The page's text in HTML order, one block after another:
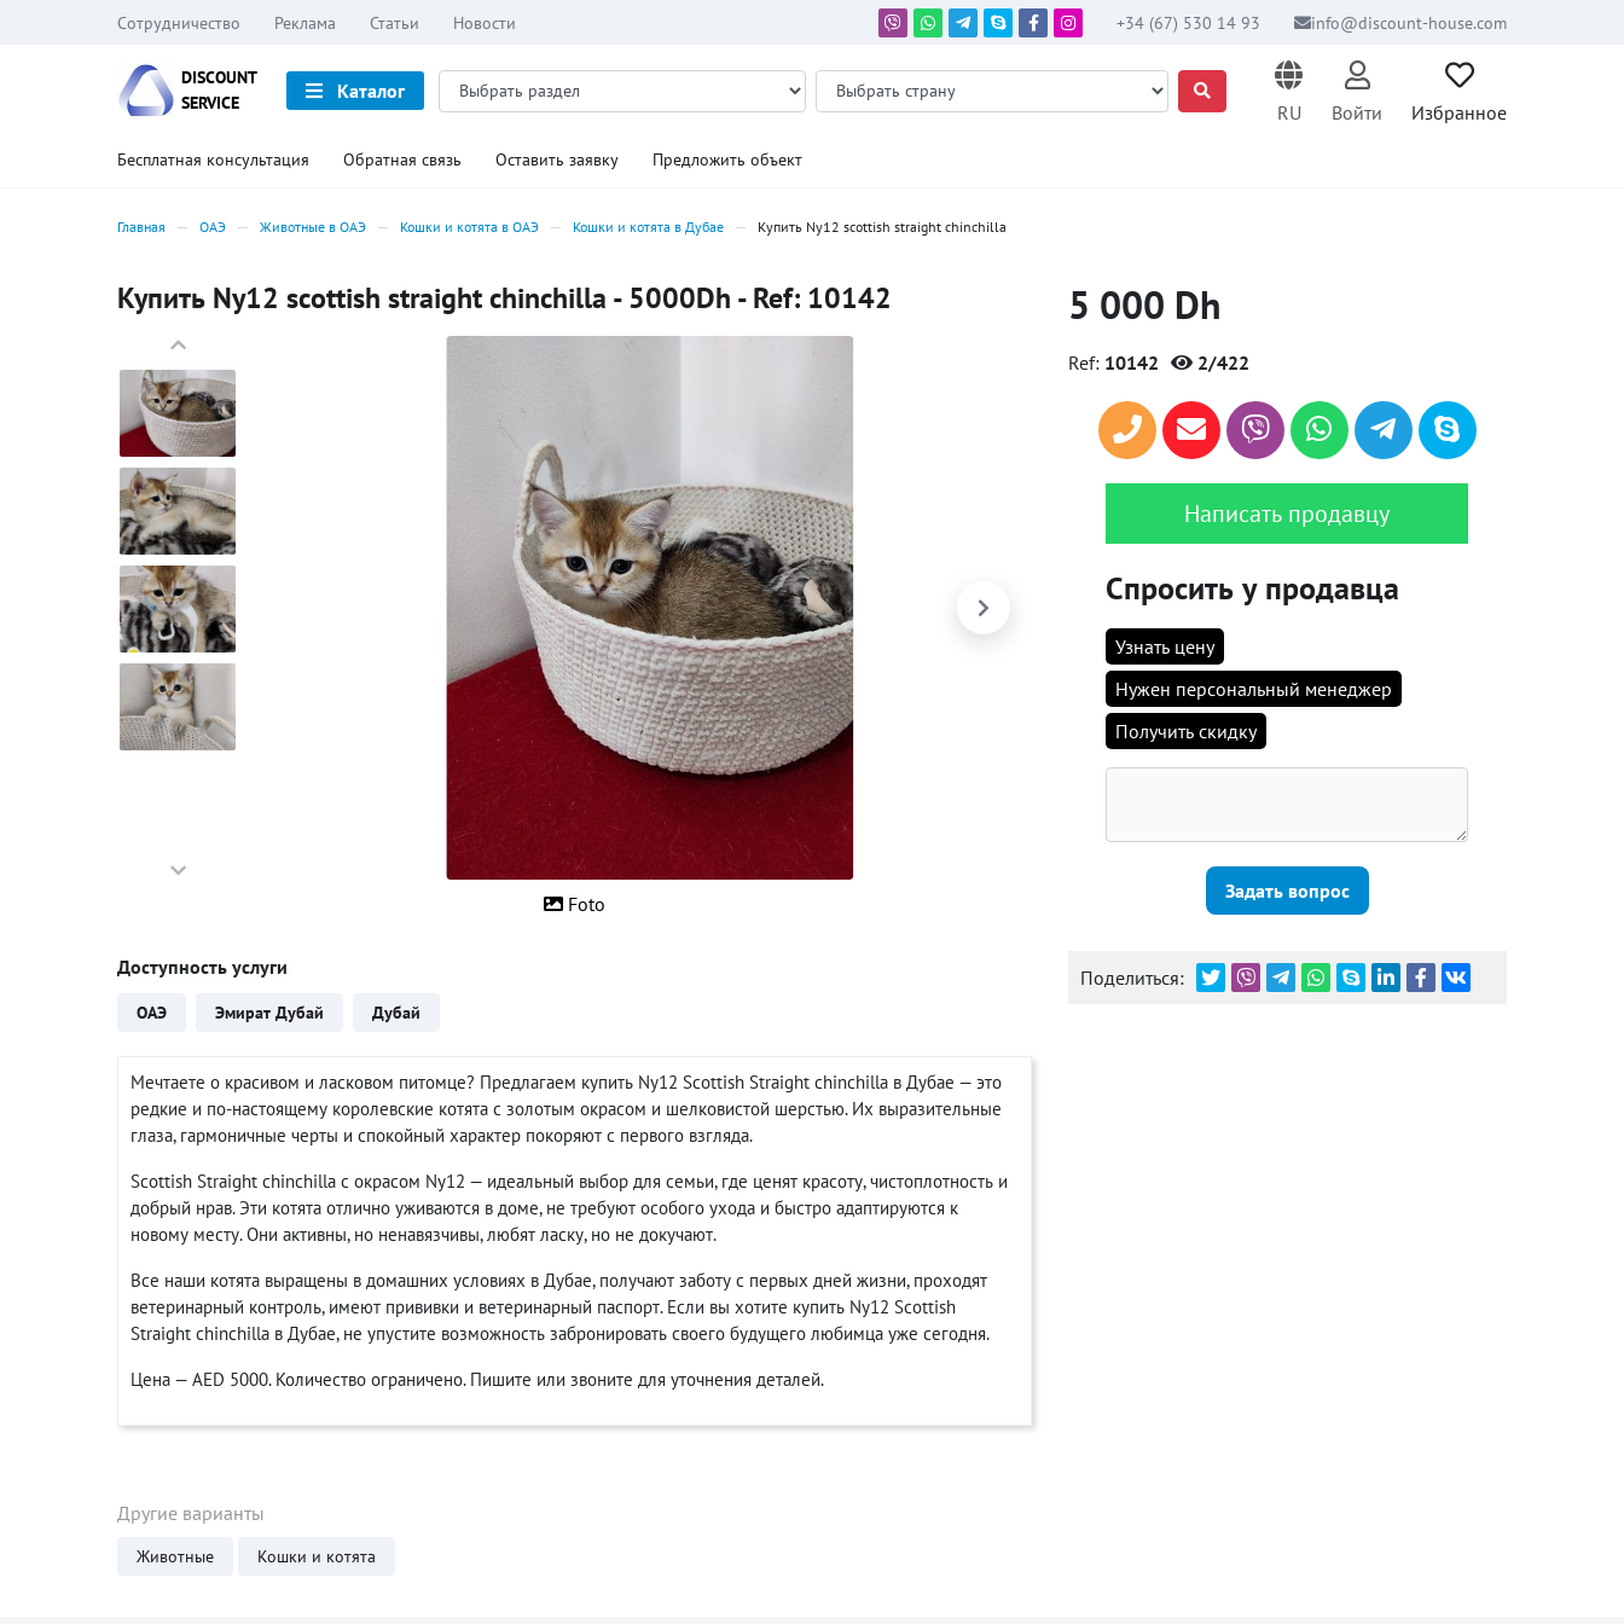
Сотрудничество Реклама Статьи Новости +34 (67) 530 14 93 info@discount-house.com
DISCOUNT
SERVICE
Каталог
RU
Войти Избранное
Бесплатная консультация Обратная связь Оставить заявку Предложить объект
Главная ОАЭ Животные в ОАЭ Кошки и котята в ОАЭ Кошки и котята в Дубае Купить Ny12 scottish straight chinchilla
Купить Ny12 scottish straight chinchilla - 5000Dh - Ref: 10142
Foto
Доступность услуги
ОАЭ Эмират Дубай Дубай
Мечтаете о красивом и ласковом питомце? Предлагаем купить Ny12 Scottish Straight chinchilla в Дубае — это
редкие и по-настоящему королевские котята с золотым окрасом и шелковистой шерстью. Их выразительные
глаза, гармоничные черты и спокойный характер покоряют с первого взгляда.
Scottish Straight chinchilla с окрасом Ny12 — идеальный выбор для семьи, где ценят красоту, чистоплотность и
добрый нрав. Эти котята отлично уживаются в доме, не требуют особого ухода и быстро адаптируются к
новому месту. Они активны, но ненавязчивы, любят ласку, но не докучают.
Все наши котята выращены в домашних условиях в Дубае, получают заботу с первых дней жизни, проходят
ветеринарный контроль, имеют прививки и ветеринарный паспорт. Если вы хотите купить Ny12 Scottish
Straight chinchilla в Дубае, не упустите возможность забронировать своего будущего любимца уже сегодня.
Цена — AED 5000. Количество ограничено. Пишите или звоните для уточнения деталей.
5 000 Dh
Ref: 10142 2/422
Написать продавцу
Спросить у продавца
Узнать цену
Нужен персональный менеджер
Получить скидку
Задать вопрос
Поделиться:
Другие варианты
Животные Кошки и котята